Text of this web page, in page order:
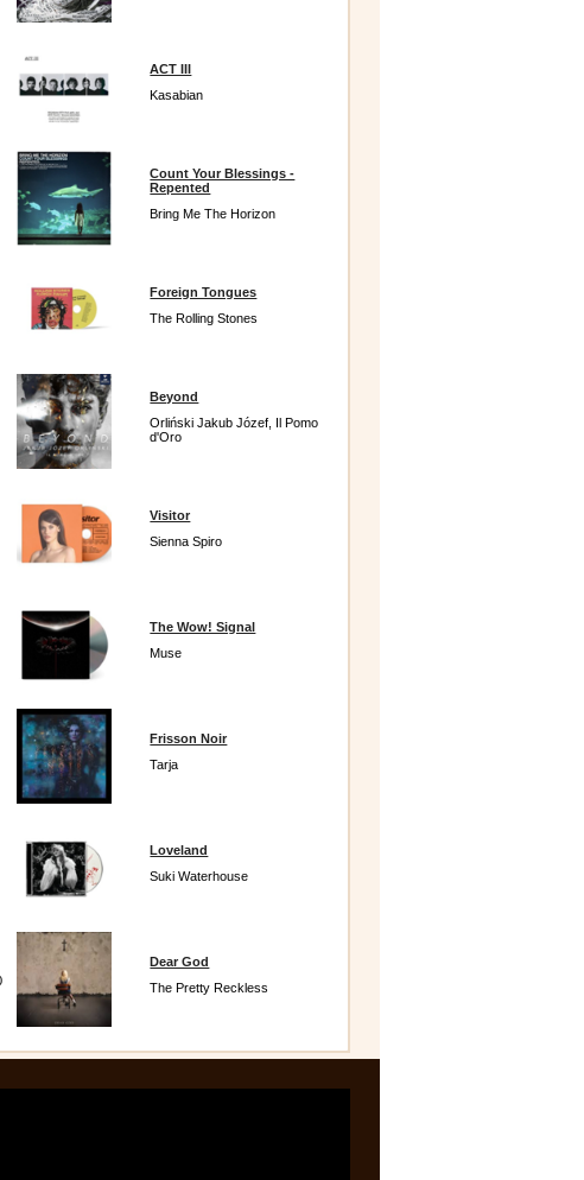
ACT III
Kasabian
Count Your Blessings -
Repented
Bring Me The Horizon
Foreign Tongues
The Rolling Stones
Beyond
Orliński Jakub Józef, Il Pomo
d'Oro
Visitor
Sienna Spiro
The Wow! Signal
Muse
Frisson Noir
Tarja
Loveland
Suki Waterhouse
Dear God
The Pretty Reckless